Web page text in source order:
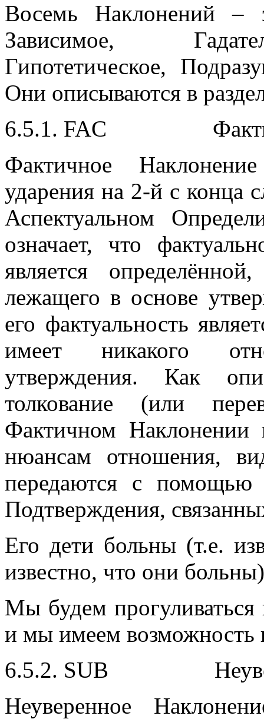
Восемь Наклонений –
Зависимое,
Гипотетическое,
Они описываются в
6.5.1. FAC
Фактичное
ударения на 2-й с конца
Аспектуальном
означает, что
является
лежащего в основе
его фактуальность
имеет никакого
утверждения. Как
толкование (или
Фактичном
нюансам отношения,
передаются с помощью
Подтверждения,
Его дети больны (т.е.
известно, что они
Мы будем прогуливаться
и мы имеем возможность
6.5.2. SUB
Неуверенное